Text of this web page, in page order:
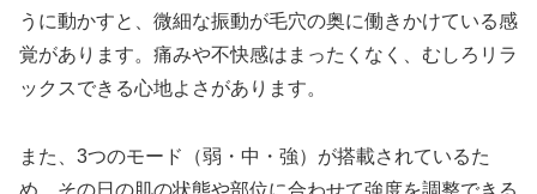
うに動かすと、微細な振動が毛穴の奥に働きかけている感
覚があります。痛みや不快感はまったくなく、むしろリラ
ックスできる心地よさがあります。
また、3つのモード（弱・中・強）が搭載されているた
め、その日の肌の状態や部位に合わせて強度を調整できる